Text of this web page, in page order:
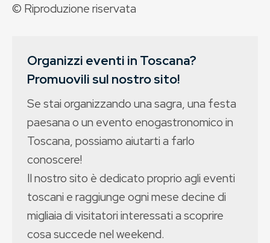
© Riproduzione riservata
Organizzi eventi in Toscana?
Promuovili sul nostro sito!
Se stai organizzando una sagra, una festa
paesana o un evento enogastronomico in
Toscana, possiamo aiutarti a farlo
conoscere!
Il nostro sito è dedicato proprio agli eventi
toscani e raggiunge ogni mese decine di
migliaia di visitatori interessati a scoprire
cosa succede nel weekend.